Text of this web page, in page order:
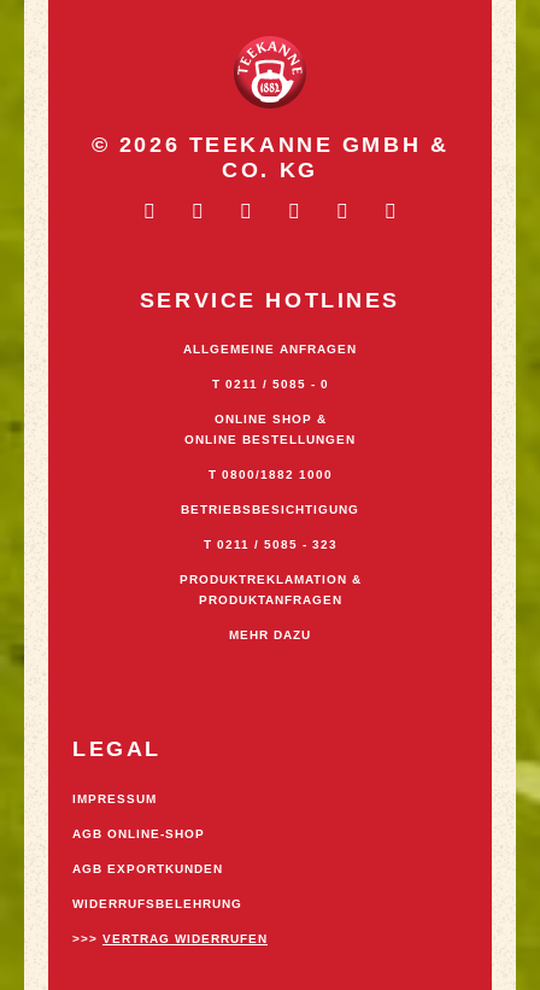
© 2026 TEEKANNE GMBH &
CO. KG
SERVICE HOTLINES
ALLGEMEINE ANFRAGEN
T 0211 / 5085 - 0
ONLINE SHOP &
ONLINE BESTELLUNGEN
T 0800/1882 1000
BETRIEBSBESICHTIGUNG
T 0211 / 5085 - 323
PRODUKTREKLAMATION &
PRODUKTANFRAGEN
MEHR DAZU
LEGAL
IMPRESSUM
AGB ONLINE-SHOP
AGB EXPORTKUNDEN
WIDERRUFSBELEHRUNG
>>> VERTRAG WIDERRUFEN